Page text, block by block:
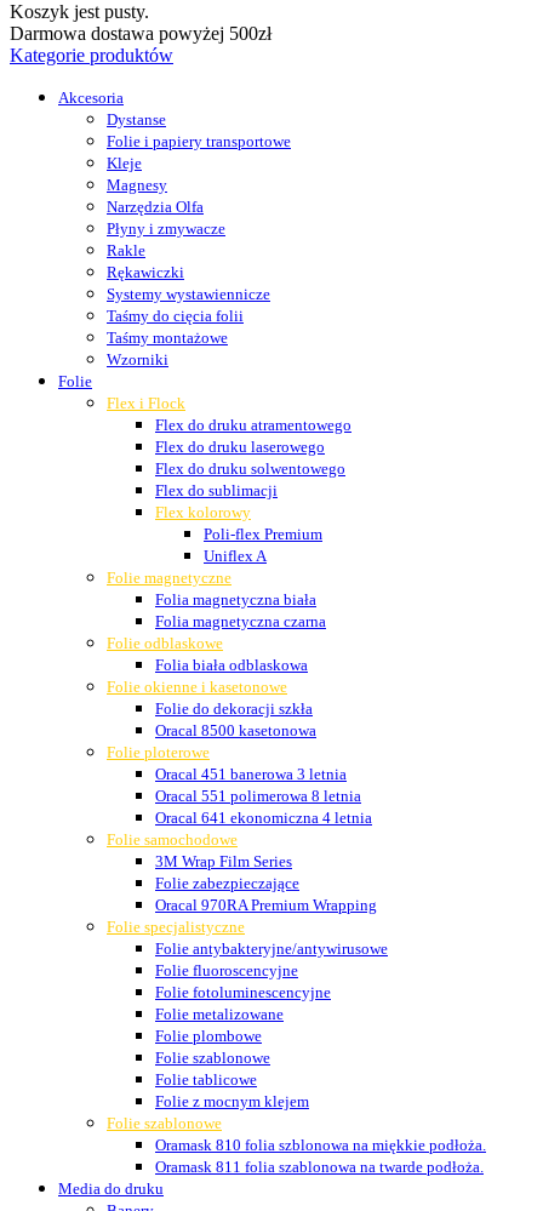
Koszyk jest pusty.
Darmowa dostawa powyżej 500zł
Kategorie produktów
Akcesoria
Dystanse
Folie i papiery transportowe
Kleje
Magnesy
Narzędzia Olfa
Płyny i zmywacze
Rakle
Rękawiczki
Systemy wystawiennicze
Taśmy do cięcia folii
Taśmy montażowe
Wzorniki
Folie
Flex i Flock
Flex do druku atramentowego
Flex do druku laserowego
Flex do druku solwentowego
Flex do sublimacji
Flex kolorowy
Poli-flex Premium
Uniflex A
Folie magnetyczne
Folia magnetyczna biała
Folia magnetyczna czarna
Folie odblaskowe
Folia biała odblaskowa
Folie okienne i kasetonowe
Folie do dekoracji szkła
Oracal 8500 kasetonowa
Folie ploterowe
Oracal 451 banerowa 3 letnia
Oracal 551 polimerowa 8 letnia
Oracal 641 ekonomiczna 4 letnia
Folie samochodowe
3M Wrap Film Series
Folie zabezpieczające
Oracal 970RA Premium Wrapping
Folie specjalistyczne
Folie antybakteryjne/antywirusowe
Folie fluoroscencyjne
Folie fotoluminescencyjne
Folie metalizowane
Folie plombowe
Folie szablonowe
Folie tablicowe
Folie z mocnym klejem
Folie szablonowe
Oramask 810 folia szblonowa na miękkie podłoża.
Oramask 811 folia szablonowa na twarde podłoża.
Media do druku